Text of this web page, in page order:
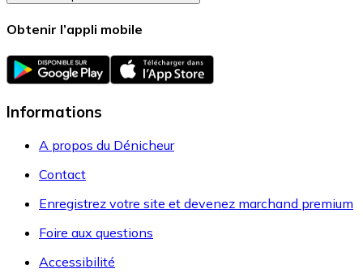
Obtenir l’appli mobile
Informations
A propos du Dénicheur
Contact
Enregistrez votre site et devenez marchand premium
Foire aux questions
Accessibilité